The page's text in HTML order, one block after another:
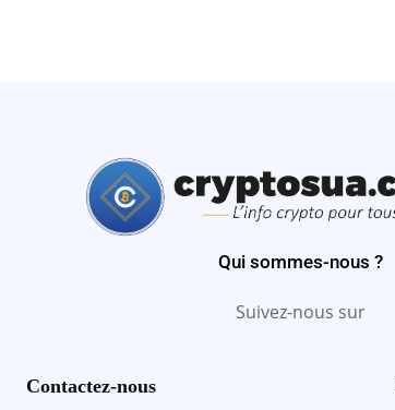
Qui sommes-nous ?
Suivez-nous sur
Contactez-nous